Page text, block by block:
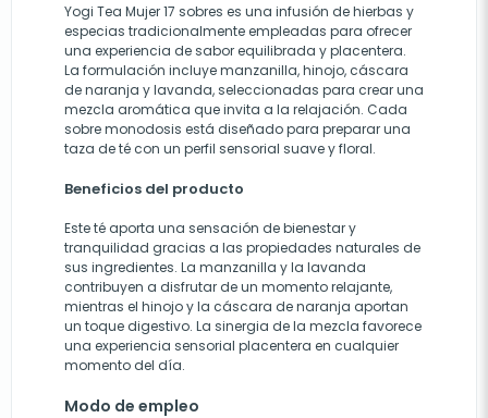
Yogi Tea Mujer 17 sobres es una infusión de hierbas y
especias tradicionalmente empleadas para ofrecer
una experiencia de sabor equilibrada y placentera.
La formulación incluye manzanilla, hinojo, cáscara
de naranja y lavanda, seleccionadas para crear una
mezcla aromática que invita a la relajación. Cada
sobre monodosis está diseñado para preparar una
taza de té con un perfil sensorial suave y floral.
Beneficios del producto
Este té aporta una sensación de bienestar y
tranquilidad gracias a las propiedades naturales de
sus ingredientes. La manzanilla y la lavanda
contribuyen a disfrutar de un momento relajante,
mientras el hinojo y la cáscara de naranja aportan
un toque digestivo. La sinergia de la mezcla favorece
una experiencia sensorial placentera en cualquier
momento del día.
Modo de empleo